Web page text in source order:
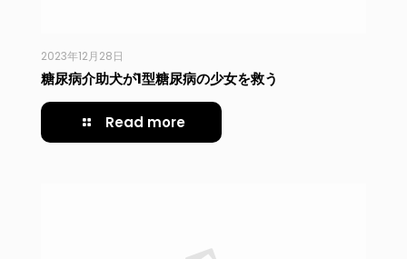
2023年12月28日
糖尿病介助犬が1型糖尿病の少女を救う
Read more